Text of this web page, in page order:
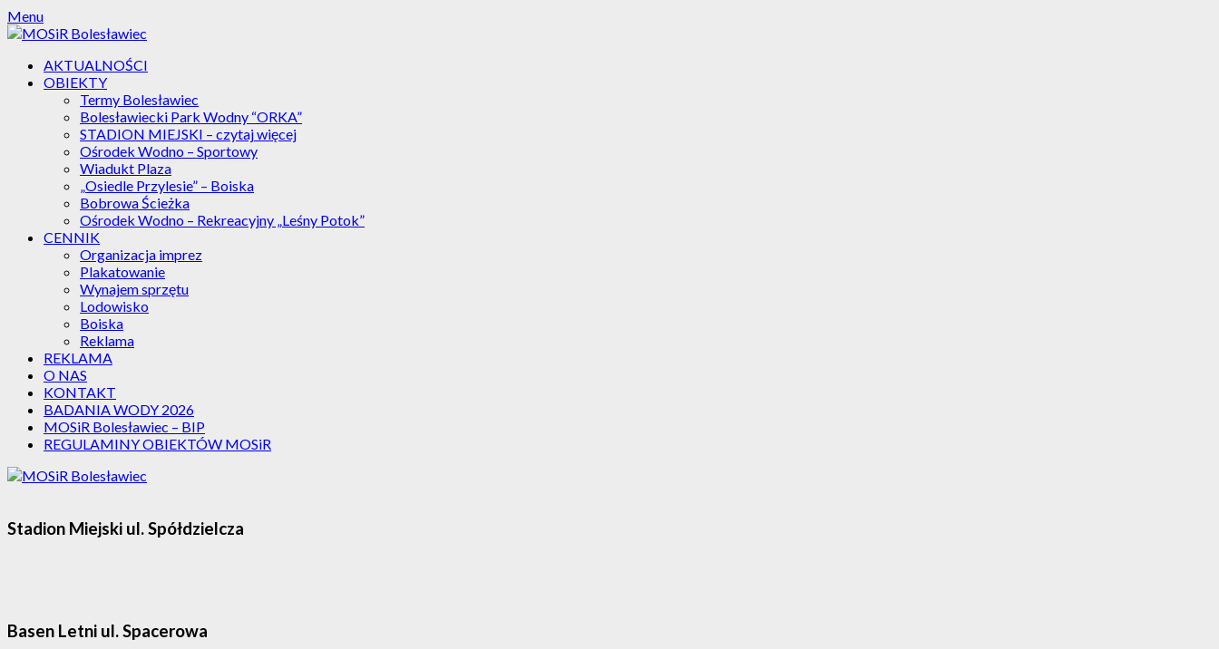
Skip
to
Menu
AKTUALNOŚCI
OBIEKTY
Termy Bolesławiec
Bolesławiecki Park Wodny “ORKA”
STADION MIEJSKI – czytaj więcej
Ośrodek Wodno – Sportowy
Wiadukt Plaza
„Osiedle Przylesie” – Boiska
Bobrowa Ścieżka
Ośrodek Wodno – Rekreacyjny „Leśny Potok”
CENNIK
Organizacja imprez
Plakatowanie
Wynajem sprzętu
Lodowisko
Boiska
Reklama
REKLAMA
O NAS
KONTAKT
BADANIA WODY 2026
MOSiR Bolesławiec – BIP
REGULAMINY OBIEKTÓW MOSiR
Stadion Miejski ul. Spółdzielcza
Basen Letni ul. Spacerowa